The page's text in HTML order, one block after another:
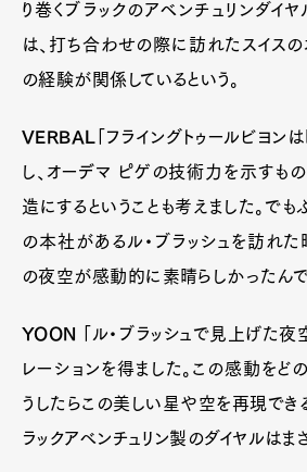
Product Culture
り巻くブラックのアベンチュリンダイ
は、打ち合わせの際に訪れたスイス
の経験が関係しているという。
VERBAL 「フライングトゥールビヨ
し、オーデマ ピゲの技術力を示すも
造にするということも考えました。で
の本社があるル・ブラッシュを訪れ
の夜空が感動的に素晴らしかったんで
YOON
「ル・ブラッシュで見上げた夜
レーションを得ました。この感動をど
うしたらこの美しい星や空を再現でき
ラックアべンチュリン製のダイヤルはま